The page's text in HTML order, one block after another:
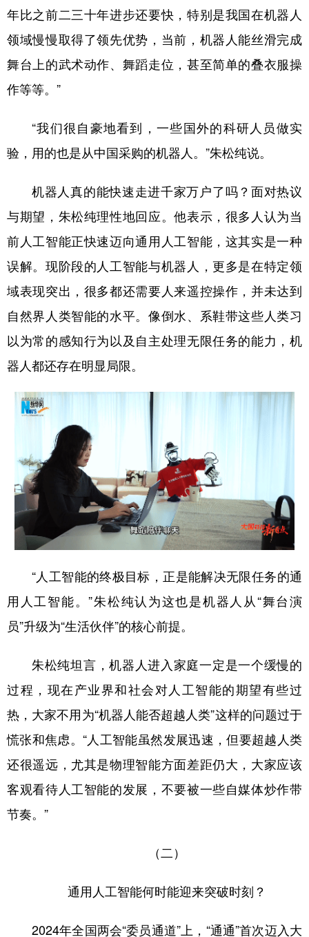
Русский язык 日本語 한국어
Deutsch Português
年比之前二三十年进步还要快，特别是我国在机器人
领域慢慢取得了领先优势，当前，机器人能丝滑完成
舞台上的武术动作、舞蹈走位，甚至简单的叠衣服操
作等等。”
“我们很自豪地看到，一些国外的科研人员做实
验，用的也是从中国采购的机器人。”朱松纯说。
机器人真的能快速走进千家万户了吗？面对热议
与期望，朱松纯理性地回应。他表示，很多人认为当
前人工智能正快速迈向通用人工智能，这其实是一种
误解。现阶段的人工智能与机器人，更多是在特定领
域表现突出，很多都还需要人来遥控操作，并未达到
自然界人类智能的水平。像倒水、系鞋带这些人类习
以为常的感知行为以及自主处理无限任务的能力，机
器人都还存在明显局限。
“人工智能的终极目标，正是能解决无限任务的通
用人工智能。”朱松纯认为这也是机器人从“舞台演
员”升级为“生活伙伴”的核心前提。
朱松纯坦言，机器人进入家庭一定是一个缓慢的
过程，现在产业界和社会对人工智能的期望有些过
热，大家不用为“机器人能否超越人类”这样的问题过于
慌张和焦虑。“人工智能虽然发展迅速，但要超越人类
还很遥远，尤其是物理智能方面差距仍大，大家应该
客观看待人工智能的发展，不要被一些自媒体炒作带
节奏。”
（二）
通用人工智能何时能迎来突破时刻？
2024年全国两会“委员通道”上，“通通”首次迈入大